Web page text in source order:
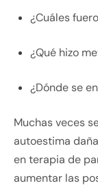
¿Cuáles
¿Qué hizo
¿Dónde se
Muchas veces
autoestima
en terapia de
aumentar las